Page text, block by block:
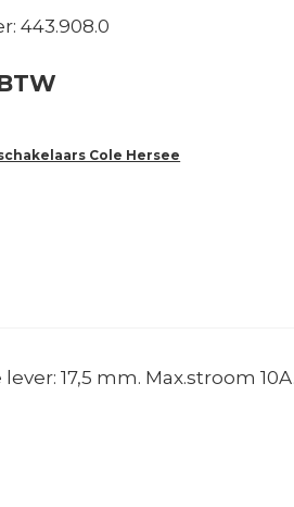
443.908.0
Cole Hersee
17,5 mm. Max.stroom 10A.